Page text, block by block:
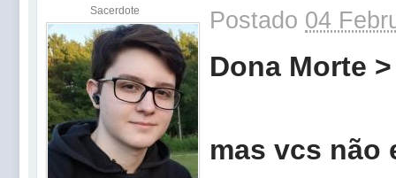
Sacerdote Postado 04
Dona Morte
mas vcs não